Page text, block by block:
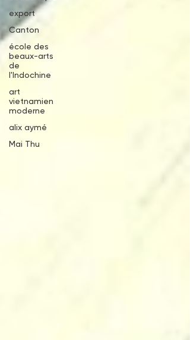
export
Canton
école des
beaux-arts
de
l'Indochine
art
vietnamien
moderne
alix aymé
Mai Thu